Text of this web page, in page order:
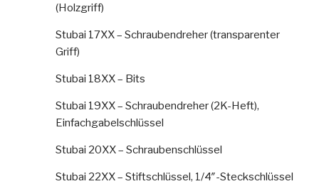
(Holzgriff)
Stubai 17XX – Schraubendreher (transparenter
Griff)
Stubai 18XX – Bits
Stubai 19XX – Schraubendreher (2K-Heft),
Einfachgabelschlüssel
Stubai 20XX – Schraubenschlüssel
Stubai 22XX – Stiftschlüssel, 1/4″-Steckschlüssel